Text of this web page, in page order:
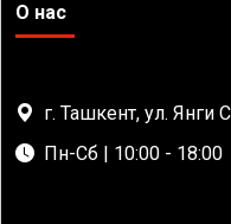
О нас
г. Ташкент, ул. Янги
Пн-Сб | 10:00 - 18:00